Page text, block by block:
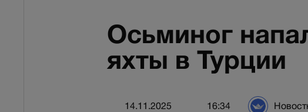
Осьминог
яхты в Турции
14.11.2025 16:34